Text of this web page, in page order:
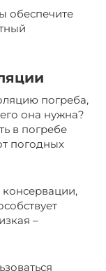
обеспечите
погреба,
она нужна?
в погребе
погодных
–